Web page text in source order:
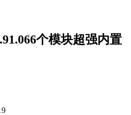
个模块超强内置